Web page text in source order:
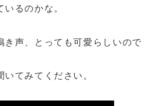
るのかな。
き声、とっても可愛らしいので
てみてください。